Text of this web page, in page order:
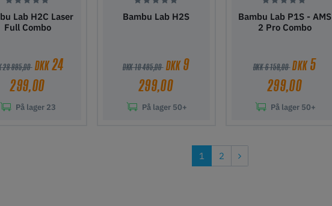
Lab H2C Laser
Full Combo
28 995,00 DKK24
299,00
På lager 23
Bambu Lab H2S
DKK 10 495,00 DKK9
299,00
På lager 50+
Bambu Lab P1S - AMS
2 Pro Combo
DKK 6 159,00 DKK5
299,00
På lager50+
1 2